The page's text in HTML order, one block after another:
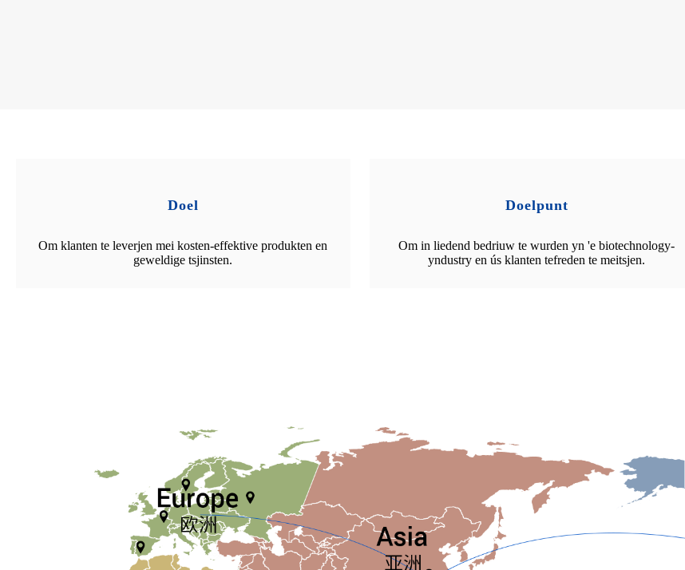
Doel
Om klanten te leverjen mei kosten-effektive produkten en
geweldige tsjinsten.
Doelpunt
Om in liedend bedriuw te wurden yn 'e biotechnology-
yndustry en ús klanten tefreden te meitsjen.